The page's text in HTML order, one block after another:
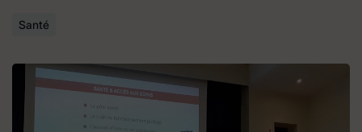
Santé